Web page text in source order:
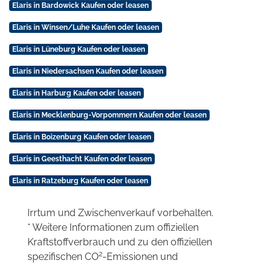
Elaris in Bardowick Kaufen oder leasen
Elaris in Winsen/Luhe Kaufen oder leasen
Elaris in Lüneburg Kaufen oder leasen
Elaris in Niedersachsen Kaufen oder leasen
Elaris in Harburg Kaufen oder leasen
Elaris in Mecklenburg-Vorpommern Kaufen oder leasen
Elaris in Boizenburg Kaufen oder leasen
Elaris in Geesthacht Kaufen oder leasen
Elaris in Ratzeburg Kaufen oder leasen
Irrtum und Zwischenverkauf vorbehalten.
* Weitere Informationen zum offiziellen
Kraftstoffverbrauch und zu den offiziellen
spezifischen CO2-Emissionen und